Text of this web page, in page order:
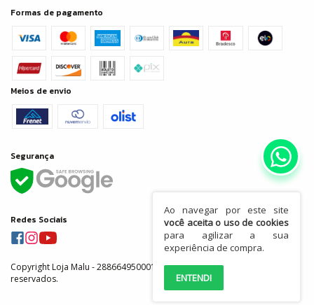
Ao navegar por este site
você aceita o uso de cookies
para agilizar a sua
experiência de compra.
ENTENDI
Formas de pagamento
Meios de envio
Segurança
Redes Sociais
Copyright Loja Malu - 28866495000155 - 2026. Todos os direitos
reservados.